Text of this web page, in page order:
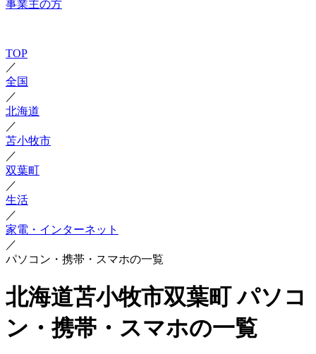
事業主の方
TOP
／
全国
／
北海道
／
苫小牧市
／
双葉町
／
生活
／
家電・インターネット
／
パソコン・携帯・スマホの一覧
北海道苫小牧市双葉町 パソコ
ン・携帯・スマホの一覧